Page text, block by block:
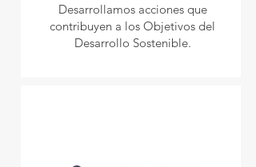
Desarrollamos acciones que
contribuyen a los Objetivos del
Desarrollo Sostenible.